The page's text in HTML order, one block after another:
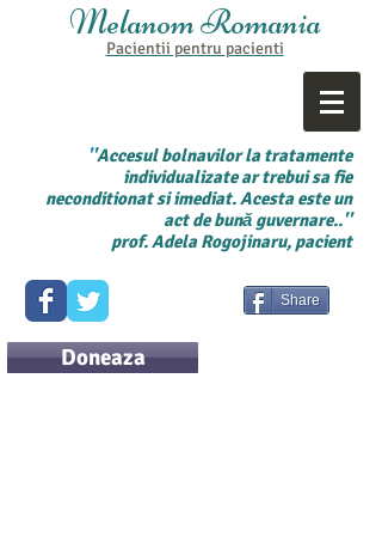
Melanom Romania
Pacientii pentru pacienti
''Accesul bolnavilor la tratamente
individualizate ar trebui sa fie
neconditionat si imediat. Acesta este un
act de bună guvernare..''
prof. Adela Rogojinaru, pacient
Share
Doneaza